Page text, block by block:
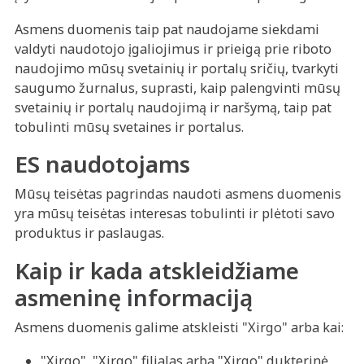
Asmens duomenis taip pat naudojame siekdami
valdyti naudotojo įgaliojimus ir prieigą prie riboto
naudojimo mūsų svetainių ir portalų sričių, tvarkyti
saugumo žurnalus, suprasti, kaip palengvinti mūsų
svetainių ir portalų naudojimą ir naršymą, taip pat
tobulinti mūsų svetaines ir portalus.
ES naudotojams
Mūsų teisėtas pagrindas naudoti asmens duomenis
yra mūsų teisėtas interesas tobulinti ir plėtoti savo
produktus ir paslaugas.
Kaip ir kada atskleidžiame
asmeninę informaciją
Asmens duomenis galime atskleisti "Xirgo" arba kai: